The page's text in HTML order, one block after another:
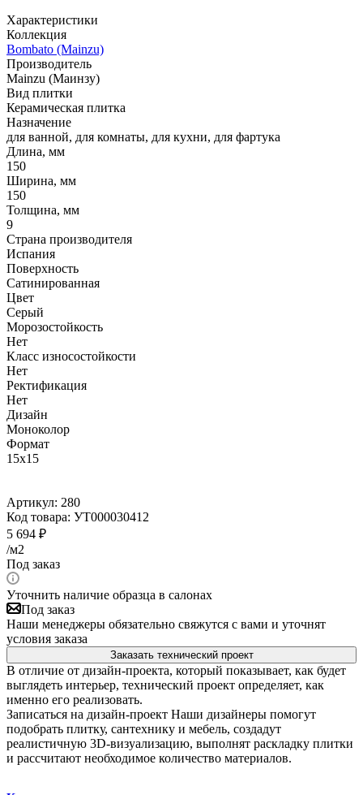
Характеристики
Коллекция
Bombato (Mainzu)
Производитель
Mainzu (Маинзу)
Вид плитки
Керамическая плитка
Назначение
для ванной, для комнаты, для кухни, для фартука
Длина, мм
150
Ширина, мм
150
Толщина, мм
9
Страна производителя
Испания
Поверхность
Сатинированная
Цвет
Серый
Морозостойкость
Нет
Класс износостойкости
Нет
Ректификация
Нет
Дизайн
Моноколор
Формат
15x15
Артикул: 280
Код товара: УТ000030412
5 694 ₽
/м2
Под заказ
Уточнить наличие образца в салонах
Под заказ
Наши менеджеры обязательно свяжутся с вами и уточнят
условия заказа
Заказать технический проект
В отличие от дизайн-проекта, который показывает, как будет
выглядеть интерьер, технический проект определяет, как
именно его реализовать.
Записаться на дизайн-проект Наши дизайнеры помогут
подобрать плитку, сантехнику и мебель, создадут
реалистичную 3D-визуализацию, выполнят раскладку плитки
и рассчитают необходимое количество материалов.